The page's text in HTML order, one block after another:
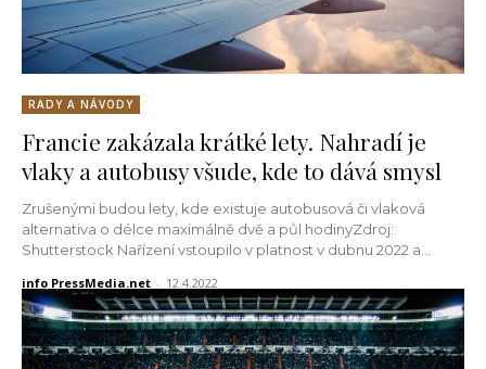
RADY A NÁVODY
Francie zakázala krátké lety. Nahradí je
vlaky a autobusy všude, kde to dává smysl
Zrušenými budou lety, kde existuje autobusová či vlaková
alternativa o délce maximálně dvě a půl hodinyZdroj:
Shutterstock Nařízení vstoupilo v platnost v dubnu 2022 a...
info PressMedia.net - 12.4.2022